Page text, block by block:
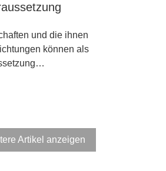
und die ihnen
können als
Artikel anzeigen